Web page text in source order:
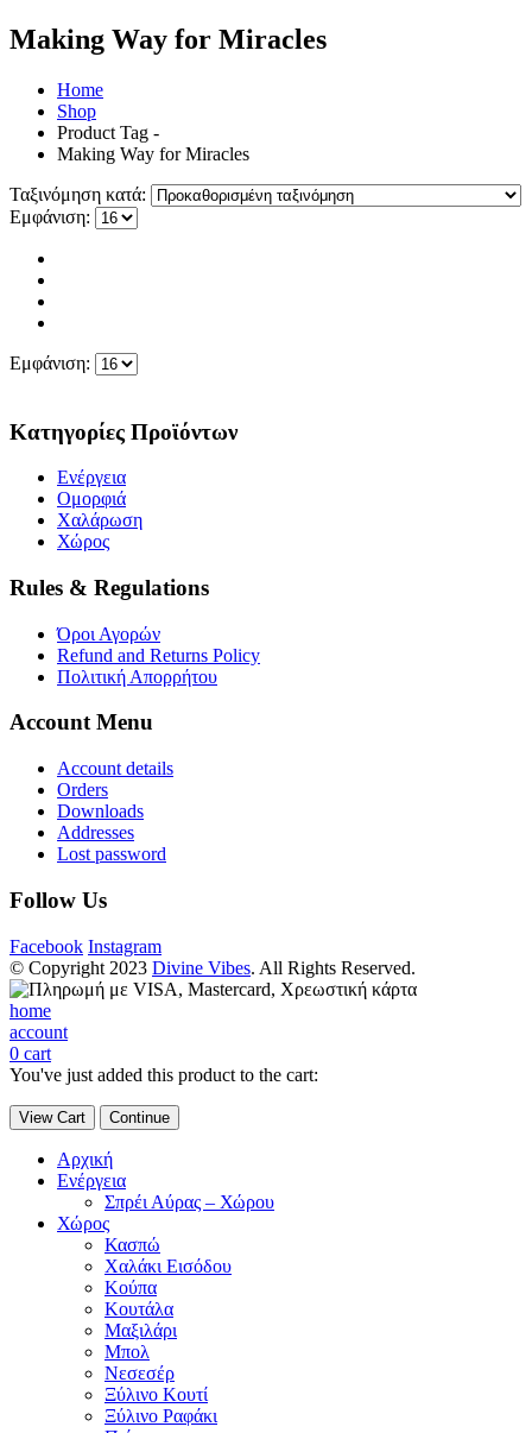
Making Way for Miracles
Home
Shop
Product Tag -
Making Way for Miracles
Ταξινόμηση κατά:
Εμφάνιση:
Εμφάνιση:
Κατηγορίες Προϊόντων
Ενέργεια
Ομορφιά
Χαλάρωση
Χώρος
Rules & Regulations
Όροι Αγορών
Refund and Returns Policy
Πολιτική Απορρήτου
Account Menu
Account details
Orders
Downloads
Addresses
Lost password
Follow Us
Facebook Instagram
© Copyright 2023 Divine Vibes. All Rights Reserved.
home
account
0 cart
You've just added this product to the cart:
View Cart Continue
Αρχική
Ενέργεια
Σπρέι Αύρας – Χώρου
Χώρος
Κασπώ
Χαλάκι Εισόδου
Κούπα
Κουτάλα
Μαξιλάρι
Μπολ
Νεσεσέρ
Ξύλινο Κουτί
Ξύλινο Ραφάκι